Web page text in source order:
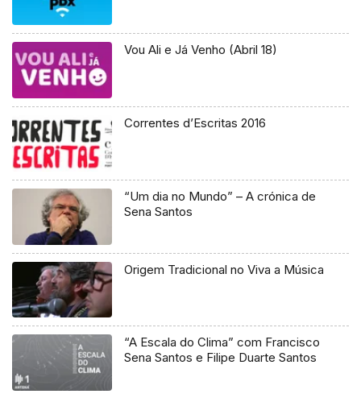
Vou Ali e Já Venho (Abril 18)
Correntes d’Escritas 2016
“Um dia no Mundo” – A crónica de
Sena Santos
Origem Tradicional no Viva a Música
“A Escala do Clima” com Francisco
Sena Santos e Filipe Duarte Santos